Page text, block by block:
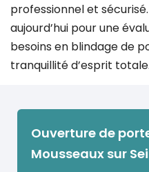
professionnel et
aujourd’hui pour une
besoins en blindage de
tranquillité d’esprit totale.
Ouverture de
Mousseaux sur